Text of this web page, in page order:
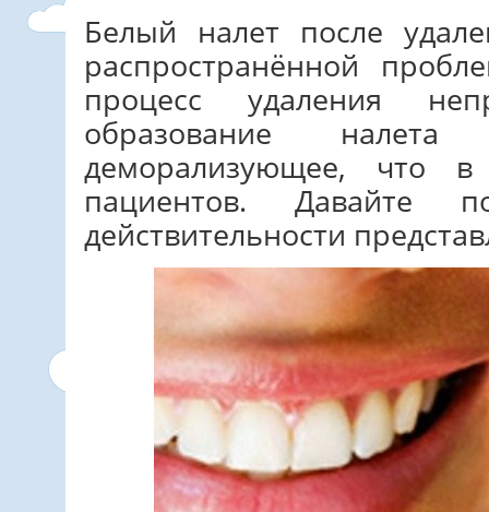
Белый налет после
распространённой
процесс удаления
образование
деморализующее, что в
пациентов.
действительности